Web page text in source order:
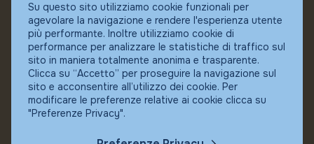
© Fundstore
Collocatore autorizzato:
Banca Ifigest SpA
P.Iva: 04337180485
Su questo sito utilizziamo cookie funzionali per
agevolare la navigazione e rendere l'esperienza utente
più performante. Inoltre utilizziamo cookie di
performance per analizzare le statistiche di traffico sul
sito in maniera totalmente anonima e trasparente.
Clicca su “Accetto” per proseguire la navigazione sul
sito e acconsentire all’utilizzo dei cookie. Per
modificare le preferenze relative ai cookie clicca su
"Preferenze Privacy".